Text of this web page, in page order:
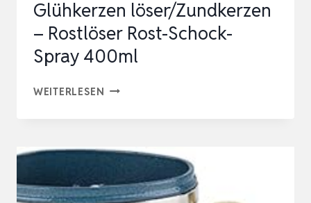
Glühkerzen löser/Zundkerzen
– Rostlöser Rost-Schock-
Spray 400ml
WEITERLESEN JLM
GLÜHKERZEN
LÖSER/ZUNDKERZEN
–